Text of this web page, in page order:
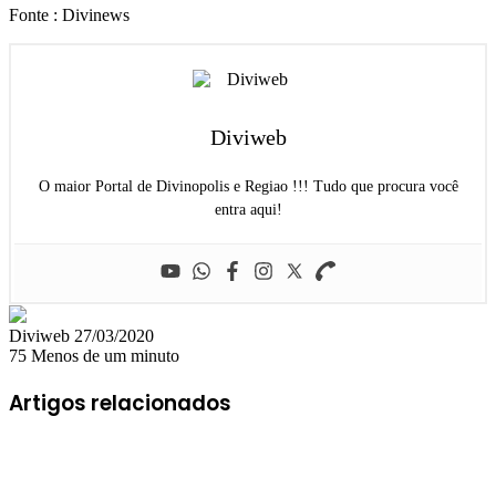
Fonte : Divinews
Diviweb
O maior Portal de Divinopolis e Regiao !!! Tudo que procura você
entra aqui!
Diviweb Mande
um
mail
27/03/2020
75 Menos de um minuto
Artigos relacionados